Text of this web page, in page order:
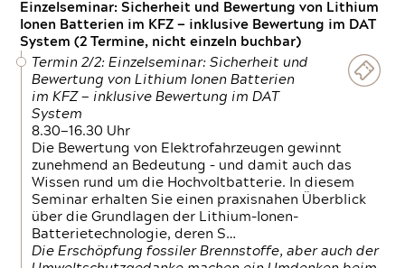
Einzelseminar: Sicherheit und Bewertung von Lithium
Ionen Batterien im KFZ — inklusive Bewertung im DAT
System (2 Termine, nicht einzeln buchbar)
Termin 2/2: Einzelseminar: Sicherheit und
Bewertung von Lithium Ionen Batterien
im KFZ — inklusive Bewertung im DAT
System
8.30—16.30 Uhr
Die Bewertung von Elektrofahrzeugen gewinnt
zunehmend an Bedeutung – und damit auch das
Wissen rund um die Hochvoltbatterie. In diesem
Seminar erhalten Sie einen praxisnahen Überblick
über die Grundlagen der Lithium-Ionen-
Batterietechnologie, deren S…
Die Erschöpfung fossiler Brennstoffe, aber auch der